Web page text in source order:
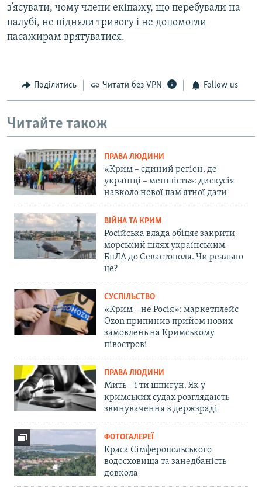
з’ясувати, чому члени екіпажу, що перебували на
палубі, не підняли тривогу і не допомогли
пасажирам врятуватися.
Поділитись Читати без VPN Follow us
Читайте також
ПРАВА ЛЮДИНИ
«Крим – єдиний регіон, де
українці – меншість»: дискусія
навколо нової пам'ятної дати
ВІЙНА ТА КРИМ
Російська влада обіцяє закрити
морський шлях українським
БпЛА до Севастополя. Чи реально
це?
СУСПІЛЬСТВО
«Крим – не Росія»: маркетплейс
Ozon припинив прийом нових
замовлень на Кримському
півострові
ПРАВА ЛЮДИНИ
Мить – і ти шпигун. Як у
кримських судах розглядають
звинувачення в держзраді
ФОТОГАЛЕРЕЇ
Краса Сімферопольського
водосховища та занедбаність
довкола